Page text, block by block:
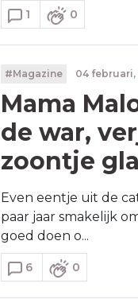
1 0
#Magazine 04 februari,
Mama
de war,
zoontje
Even eentje uit de
paar jaar smakelijk
goed doen o...
6 0